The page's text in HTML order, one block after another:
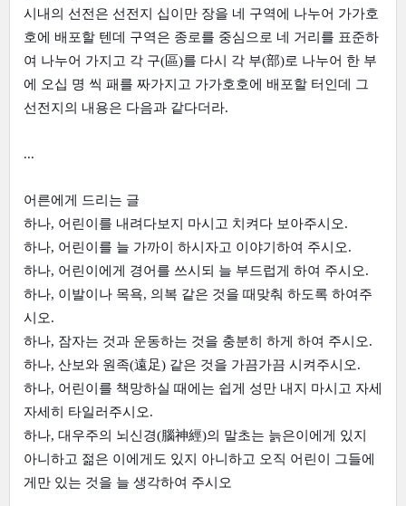
시내의 선전은 선전지 십이만 장을 네 구역에 나누어 가가호
호에 배포할 텐데 구역은 종로를 중심으로 네 거리를 표준하
여 나누어 가지고 각 구(區)를 다시 각 부(部)로 나누어 한 부
에 오십 명 씩 패를 짜가지고 가가호호에 배포할 터인데 그
선전지의 내용은 다음과 같다더라.
...
어른에게 드리는 글
하나, 어린이를 내려다보지 마시고 치켜다 보아주시오.
하나, 어린이를 늘 가까이 하시자고 이야기하여 주시오.
하나, 어린이에게 경어를 쓰시되 늘 부드럽게 하여 주시오.
하나, 이발이나 목욕, 의복 같은 것을 때맞춰 하도록 하여주
시오.
하나, 잠자는 것과 운동하는 것을 충분히 하게 하여 주시오.
하나, 산보와 원족(遠足) 같은 것을 가끔가끔 시켜주시오.
하나, 어린이를 책망하실 때에는 쉽게 성만 내지 마시고 자세
자세히 타일러주시오.
하나, 대우주의 뇌신경(腦神經)의 말초는 늙은이에게 있지
아니하고 젊은 이에게도 있지 아니하고 오직 어린이 그들에
게만 있는 것을 늘 생각하여 주시오